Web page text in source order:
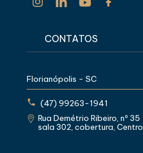
CONTATOS
Florianópolis - SC
(47) 99263-1941
Rua Demétrio Ribeiro, nº 35
sala 302, cobertura, Centro